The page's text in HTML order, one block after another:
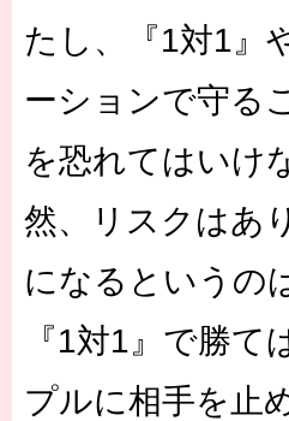
たし、『1対1』
ーションで守る
を恐れてはいけ
然、リスクはあ
になるというの
『1対1』で勝
プルに相手を止